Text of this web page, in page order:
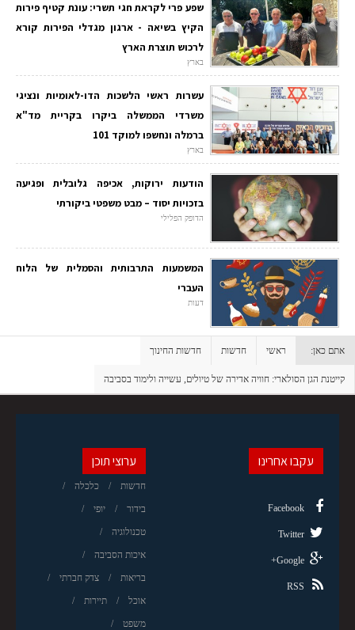
שפע פרי לקראת חגי תשרי: עונת קטיף פירות
הקיץ בשיאה - ארגון מגדלי הפירות קורא
לרכוש תוצרת הארץ
בארץ
עשרות ראשי הלשכות הדו-לאומיות ונציגי
משרדי הממשלה ביקרו בקריית מד"א
ברמלה ונחשפו למוקד 101
בארץ
הודעות ירוקות, אכיפה גלובלית ופגיעה
בזכויות יסוד – מבט משפטי ביקורתי
הדופק הפלילי
המשמעות התרבותית והסמלית של הלוח
העברי
דעות
אתם כאן: ראשי חדשות חדשות החינוך
קייטנת הגן הסולארי: חוויה אדירה של טיולים, עשייה ולימוד בסביבה
ערוצי תוכן
חדשות כלכלה
בידור יופי
טכנולוגיה
איכות הסביבה
בריאות צדק חברתי
אוכל תיירות
משפט
עקבו אחרינו
Facebook
Twitter
Google+
RSS